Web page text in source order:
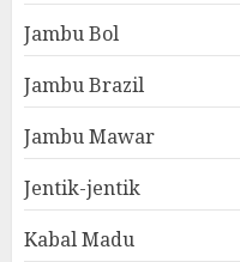
Jambu Bol
Jambu Brazil
Jambu Mawar
Jentik-jentik
Kabal Madu